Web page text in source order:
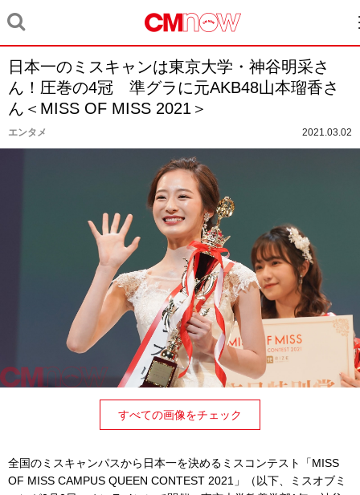
日本一のミスキャンは東京大学・神谷明采さ
ん！圧巻の4冠 準グラに元AKB48山本瑠香さ
ん＜MISS OF MISS 2021＞
エンタメ 2021.03.02
すべての画像をチェック
全国のミスキャンパスから日本一を決めるミスコンテスト「MISS
OF MISS CAMPUS QUEEN CONTEST 2021」（以下、ミスオブミ